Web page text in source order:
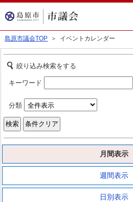
島原市議会TOP ＞ イベントカレンダー
絞り込み検索をする
キーワード
分類
月間表示
週間表示
日別表示